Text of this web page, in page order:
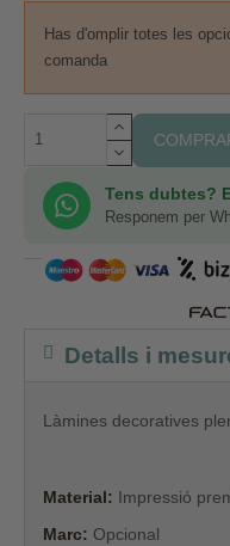
Has d'omplir totes les
comanda
Tens dubtes?
Responem per
Detalls i
Làmines decoratives
Material: Impressió
Marc: Opcional